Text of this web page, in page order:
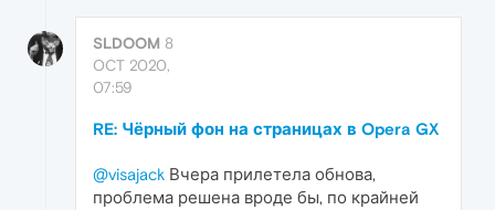
SLDOOM 8
OCT 2020,
07:59
RE: Чёрный фон на страницах в Opera GX
@visajack Вчера прилетела обнова,
проблема решена вроде бы, по крайней